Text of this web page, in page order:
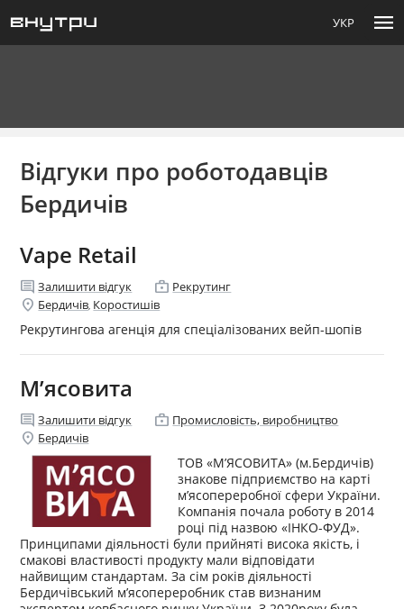
УКР menu
Відгуки про роботодавців
Бердичів
Vape Retail
comment Залишити відгук enterprise Рекрутинг
location_on Бердичів, Коростишів
Рекрутингова агенція для спеціалізованих вейп-шопів
М’ясовита
comment Залишити відгук enterprise Промисловість, виробництво
location_on Бердичів
ТОВ «М’ЯСОВИТА» (м.Бердичів)
знакове підприємство на карті
м’ясопереробної сфери України.
Компанія почала роботу в 2014
році під назвою «ІНКО-ФУД».
Принципами діяльності були прийняті висока якість, і
смакові властивості продукту мали відповідати
найвищим стандартам. За сім років діяльності
Бердичівський м’ясопереробник став визнаним